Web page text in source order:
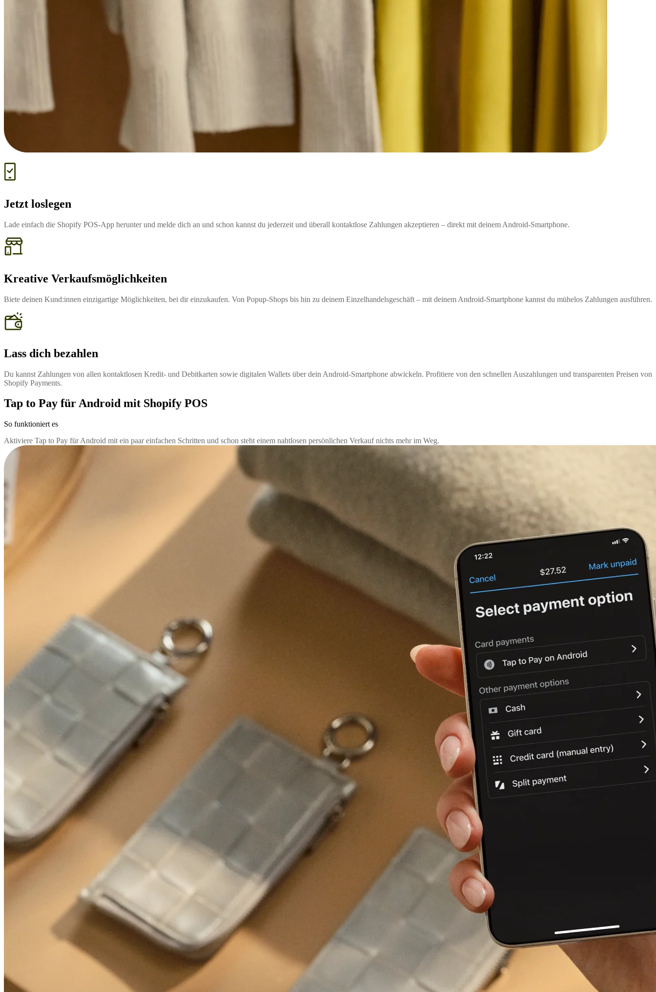
Jetzt loslegen
Lade einfach die Shopify POS-App herunter und melde dich an und schon kannst du jederzeit und überall kontaktlose Zahlungen akzeptieren – direkt mit deinem Android-Smartphone.
Kreative Verkaufsmöglichkeiten
Biete deinen Kund:innen einzigartige Möglichkeiten, bei dir einzukaufen. Von Popup-Shops bis hin zu deinem Einzelhandelsgeschäft – mit deinem Android-Smartphone kannst du mühelos Zahlungen ausführen.
Lass dich bezahlen
Du kannst Zahlungen von allen kontaktlosen Kredit- und Debitkarten sowie digitalen Wallets über dein Android-Smartphone abwickeln. Profitiere von den schnellen Auszahlungen und transparenten Preisen von
Shopify Payments.
Tap to Pay für Android mit Shopify POS
So funktioniert es
Aktiviere Tap to Pay für Android mit ein paar einfachen Schritten und schon steht einem nahtlosen persönlichen Verkauf nichts mehr im Weg.